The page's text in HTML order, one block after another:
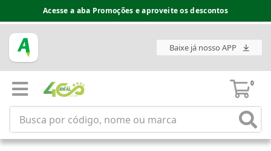
Acesse a aba Promoções e aproveite os descontos
Baixe já nosso APP
0